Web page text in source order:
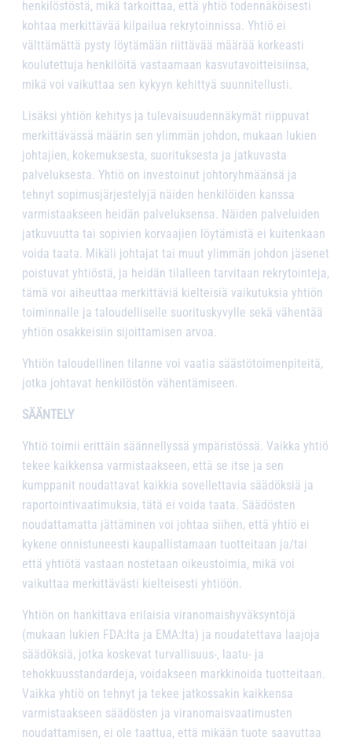
henkilöstöstä, mikä tarkoittaa, että yhtiö todennäköisesti
kohtaa merkittävää kilpailua rekrytoinnissa. Yhtiö ei
välttämättä pysty löytämään riittävää määrää korkeasti
koulutettuja henkilöitä vastaamaan kasvutavoitteisiinsa,
mikä voi vaikuttaa sen kykyyn kehittyä suunnitellusti.
Lisäksi yhtiön kehitys ja tulevaisuudennäkymät riippuvat
merkittävässä määrin sen ylimmän johdon, mukaan lukien
johtajien, kokemuksesta, suorituksesta ja jatkuvasta
palveluksesta. Yhtiö on investoinut johtoryhmäänsä ja
tehnyt sopimusjärjestelyjä näiden henkilöiden kanssa
varmistaakseen heidän palveluksensa. Näiden palveluiden
jatkuvuutta tai sopivien korvaajien löytämistä ei kuitenkaan
voida taata. Mikäli johtajat tai muut ylimmän johdon jäsenet
poistuvat yhtiöstä, ja heidän tilalleen tarvitaan rekrytointeja,
tämä voi aiheuttaa merkittäviä kielteisiä vaikutuksia yhtiön
toiminnalle ja taloudelliselle suorituskyvylle sekä vähentää
yhtiön osakkeisiin sijoittamisen arvoa.
Yhtiön taloudellinen tilanne voi vaatia säästötoimenpiteitä,
jotka johtavat henkilöstön vähentämiseen.
SÄÄNTELY
Yhtiö toimii erittäin säännellyssä ympäristössä. Vaikka yhtiö
tekee kaikkensa varmistaakseen, että se itse ja sen
kumppanit noudattavat kaikkia sovellettavia säädöksiä ja
raportointivaatimuksia, tätä ei voida taata. Säädösten
noudattamatta jättäminen voi johtaa siihen, että yhtiö ei
kykene onnistuneesti kaupallistamaan tuotteitaan ja/tai
että yhtiötä vastaan nostetaan oikeustoimia, mikä voi
vaikuttaa merkittävästi kielteisesti yhtiöön.
Yhtiön on hankittava erilaisia viranomaishyväksyntöjä
(mukaan lukien FDA:lta ja EMA:lta) ja noudatettava laajoja
säädöksiä, jotka koskevat turvallisuus-, laatu- ja
tehokkuusstandardeja, voidakseen markkinoida tuotteitaan.
Vaikka yhtiö on tehnyt ja tekee jatkossakin kaikkensa
varmistaakseen säädösten ja viranomaisvaatimusten
noudattamisen, ei ole taattua, että mikään tuote saavuttaa